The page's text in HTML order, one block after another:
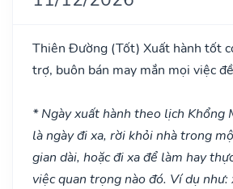
Thiên Đường (Tốt) Xuất hành tốt
trợ, buôn bán may mắn mọi việc
* Ngày xuất hành theo lịch Khổng
là ngày đi xa, rời khỏi nhà trong
gian dài, hoặc đi xa để làm hay
việc quan trọng nào đó. Ví dụ như: